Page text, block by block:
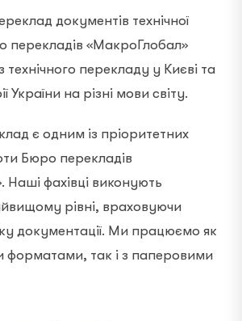
документів технічної
перекладів «МакроГлобал»
технічного перекладу у Києві та
України на різні мови світу.
є одним із пріоритетних
Бюро перекладів
фахівці виконують
рівні, враховуючи
документації. Ми працюємо як
форматами, так і з паперовими